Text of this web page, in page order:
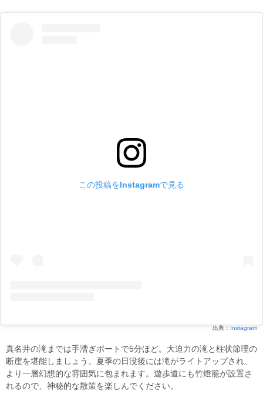
この投稿をInstagramで見る
出典： Instagram
真名井の滝までは手漕ぎボートで5分ほど。大迫力の滝と柱状節理の
断崖を堪能しましょう。夏季の日没後には滝がライトアップされ、
より一層幻想的な雰囲気に包まれます。遊歩道にも竹燈籠が設置さ
れるので、神秘的な散策を楽しんでください。